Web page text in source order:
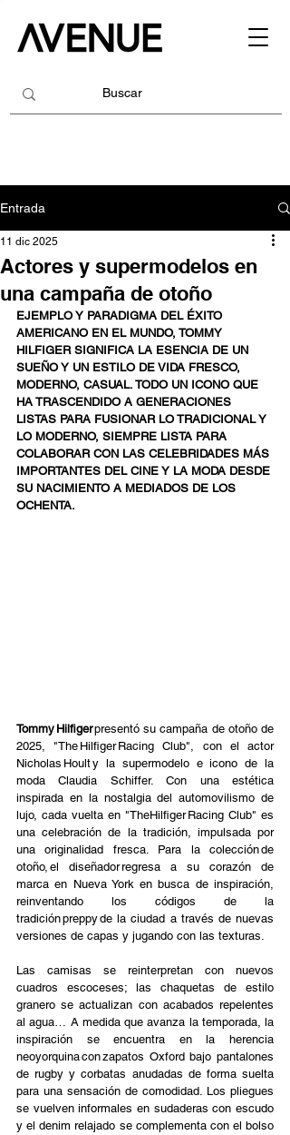
Entrada
Actores y supermodelos en
una campaña de otoño
11 dic 2025
EJEMPLO Y PARADIGMA DEL ÉXITO
AMERICANO EN EL MUNDO, TOMMY
HILFIGER SIGNIFICA LA ESENCIA DE UN
SUEÑO Y UN ESTILO DE VIDA FRESCO,
MODERNO, CASUAL. TODO UN ICONO QUE
HA TRASCENDIDO A GENERACIONES
LISTAS PARA FUSIONAR LO TRADICIONAL Y
LO MODERNO, SIEMPRE LISTA PARA
COLABORAR CON LAS CELEBRIDADES MÁS
IMPORTANTES DEL CINE Y LA MODA DESDE
SU NACIMIENTO A MEDIADOS DE LOS
OCHENTA.
Tommy Hilfiger presentó su campaña de otoño de
2025, "The Hilfiger Racing Club", con el actor
Nicholas Hoult y la supermodelo e icono de la
moda Claudia Schiffer. Con una estética
inspirada en la nostalgia del automovilismo de
lujo, cada vuelta en "TheHilfiger Racing Club" es
una celebración de la tradición, impulsada por
una originalidad fresca. Para la colección de
otoño, el diseñador regresa a su corazón de
marca en Nueva York en busca de inspiración,
reinventando los códigos de la
tradición preppy de la ciudad a través de nuevas
versiones de capas y jugando con las texturas.
Las camisas se reinterpretan con nuevos
cuadros escoceses; las chaquetas de estilo
granero se actualizan con acabados repelentes
al agua… A medida que avanza la temporada, la
inspiración se encuentra en la herencia
neoyorquina con zapatos Oxford bajo pantalones
de rugby y corbatas anudadas de forma suelta
para una sensación de comodidad. Los pliegues
se vuelven informales en sudaderas con escudo
y el denim relajado se complementa con el bolso